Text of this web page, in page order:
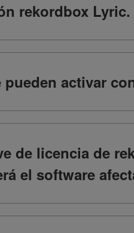
rekordbox Lyric.
activar
de licencia de
el software